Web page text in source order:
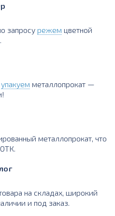
запросу режем цветной
упакуем металлопрокат —
металлопрокат, что
на складах, широкий
и под заказ.